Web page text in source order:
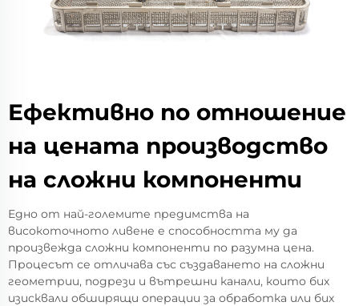
Ефективно по отношение
на цената производство
на сложни компоненти
Едно от най-големите предимства на
високоточното ливене е способността му да
произвежда сложни компоненти по разумна цена.
Процесът се отличава със създаването на сложни
геометрии, подрези и вътрешни канали, които бих
изисквали обширящи операции за обработка или бих